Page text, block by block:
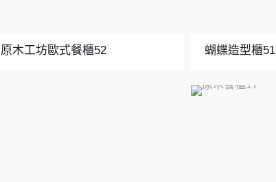
原木工坊歐式餐櫃52 蝴蝶造型櫃51